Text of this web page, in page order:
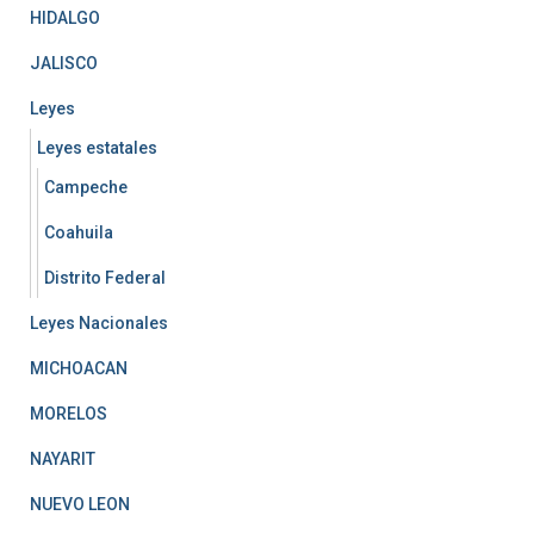
HIDALGO
JALISCO
Leyes
Leyes estatales
Campeche
Coahuila
Distrito Federal
Leyes Nacionales
MICHOACAN
MORELOS
NAYARIT
NUEVO LEON